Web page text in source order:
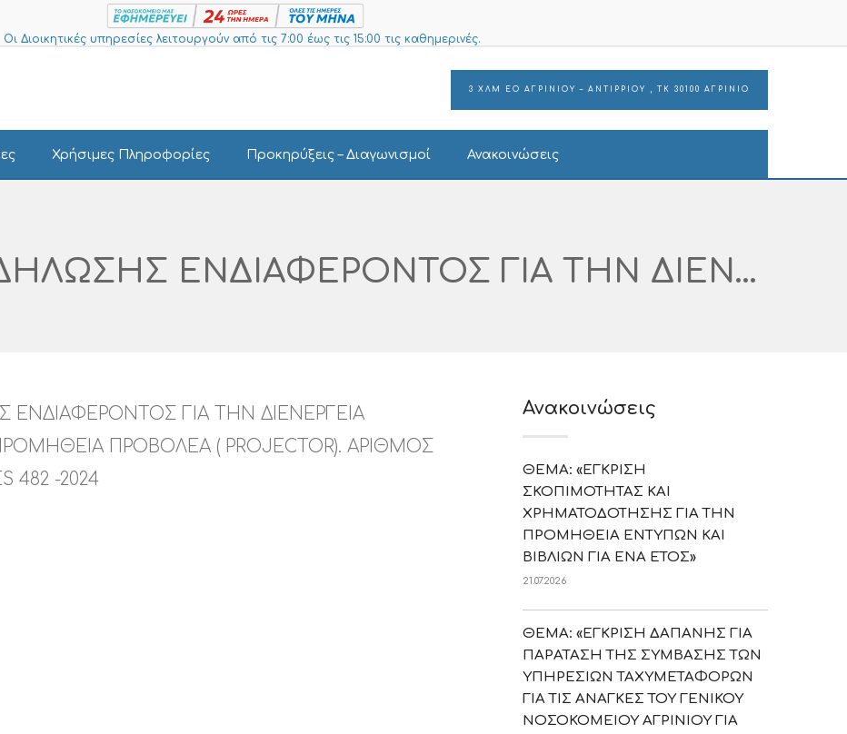
Οι Διοικητικές υπηρεσίες λειτουργούν από τις 7:00 έως τις 15:00 τις καθημερινές.
3 ΧΛΜ ΕΟ ΑΓΡΙΝΙΟΥ – ΑΝΤΙΡΡΙΟΥ , ΤΚ 30100 ΑΓΡΙΝΙΟ
Χρήσιμες Πληροφορίες Προκηρύξεις – Διαγωνισμοί Ανακοινώσεις
ΠΡΟΣΚΛΗΣΗ ΕΚΔΗΛΩΣΗΣ ΕΝΔΙΑΦΕΡΟΝΤΟΣ ΓΙΑ ΤΗΝ ΔΙΕΝΕΡΓΕΙΑ ΔΙΑΓΩΝΙΣΜΟΥ ΓΙΑ ΤΗΝ ΠΡΟΜΗΘΕΙΑ ΠΡΟΒΟΛΕΑ ( PROJECTOR). ΑΡΙΘΜΟΣ ΔΙΑΓΩΝΙΣΜΟΥ I-SUPPPLIES 482 -2024
ΕΝΔΙΑΦΕΡΟΝΤΟΣ ΓΙΑ ΤΗΝ ΔΙΕΝΕΡΓΕΙΑ
ΠΡΟΒΟΛΕΑ ( PROJECTOR). ΑΡΙΘΜΟΣ
482 -2024
Ανακοινώσεις
ΘΕΜΑ: «ΕΓΚΡΙΣΗ
ΣΚΟΠΙΜΟΤΗΤΑΣ ΚΑΙ
ΧΡΗΜΑΤΟΔΟΤΗΣΗΣ ΓΙΑ ΤΗΝ
ΠΡΟΜΗΘΕΙΑ ΕΝΤΥΠΩΝ ΚΑΙ
ΒΙΒΛΙΩΝ ΓΙΑ ΕΝΑ ΕΤΟΣ»
21.07.2026
ΘΕΜΑ: «ΕΓΚΡΙΣΗ ΔΑΠΑΝΗΣ ΓΙΑ
ΠΑΡΑΤΑΣΗ ΤΗΣ ΣΥΜΒΑΣΗΣ ΤΩΝ
ΥΠΗΡΕΣΙΩΝ ΤΑΧΥΜΕΤΑΦΟΡΩΝ
ΓΙΑ ΤΙΣ ΑΝΑΓΚΕΣ ΤΟΥ ΓΕΝΙΚΟΥ
ΝΟΣΟΚΟΜΕΙΟΥ ΑΓΡΙΝΙΟΥ ΓΙΑ